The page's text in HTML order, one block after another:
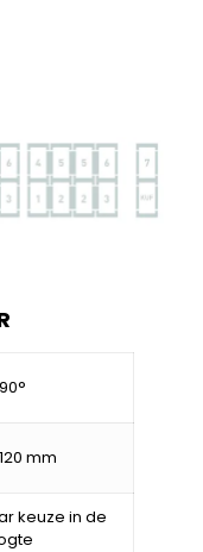
mm
keuze in de